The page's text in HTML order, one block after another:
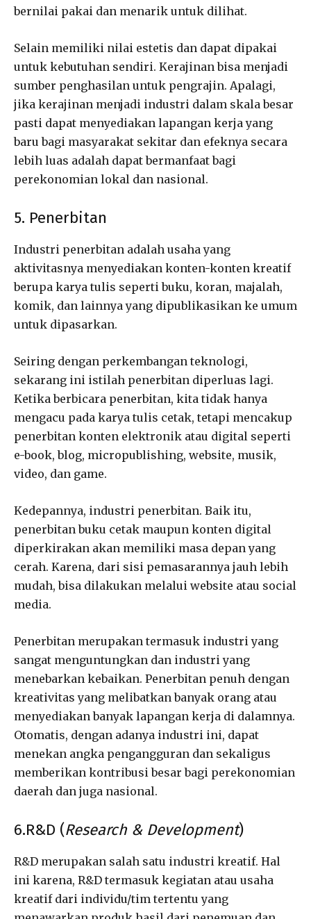
bernilai pakai dan menarik untuk dilihat.
Selain memiliki nilai estetis dan dapat dipakai
untuk kebutuhan sendiri. Kerajinan bisa menjadi
sumber penghasilan untuk pengrajin. Apalagi,
jika kerajinan menjadi industri dalam skala besar
pasti dapat menyediakan lapangan kerja yang
baru bagi masyarakat sekitar dan efeknya secara
lebih luas adalah dapat bermanfaat bagi
perekonomian lokal dan nasional.
5. Penerbitan
Industri penerbitan adalah usaha yang
aktivitasnya menyediakan konten-konten kreatif
berupa karya tulis seperti buku, koran, majalah,
komik, dan lainnya yang dipublikasikan ke umum
untuk dipasarkan.
Seiring dengan perkembangan teknologi,
sekarang ini istilah penerbitan diperluas lagi.
Ketika berbicara penerbitan, kita tidak hanya
mengacu pada karya tulis cetak, tetapi mencakup
penerbitan konten elektronik atau digital seperti
e-book, blog, micropublishing, website, musik,
video, dan game.
Kedepannya, industri penerbitan. Baik itu,
penerbitan buku cetak maupun konten digital
diperkirakan akan memiliki masa depan yang
cerah. Karena, dari sisi pemasarannya jauh lebih
mudah, bisa dilakukan melalui website atau social
media.
Penerbitan merupakan termasuk industri yang
sangat menguntungkan dan industri yang
menebarkan kebaikan. Penerbitan penuh dengan
kreativitas yang melibatkan banyak orang atau
menyediakan banyak lapangan kerja di dalamnya.
Otomatis, dengan adanya industri ini, dapat
menekan angka pengangguran dan sekaligus
memberikan kontribusi besar bagi perekonomian
daerah dan juga nasional.
6.R&D (Research & Development)
R&D merupakan salah satu industri kreatif. Hal
ini karena, R&D termasuk kegiatan atau usaha
kreatif dari individu/tim tertentu yang